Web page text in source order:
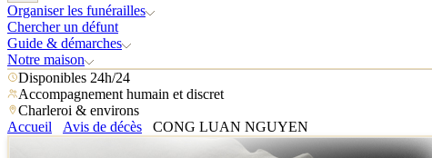
Organiser les funérailles
Chercher un défunt
Guide & démarches
Notre maison
Disponibles 24h/24
Accompagnement humain et discret
Charleroi & environs
Accueil
Avis de décès CONG LUAN NGUYEN